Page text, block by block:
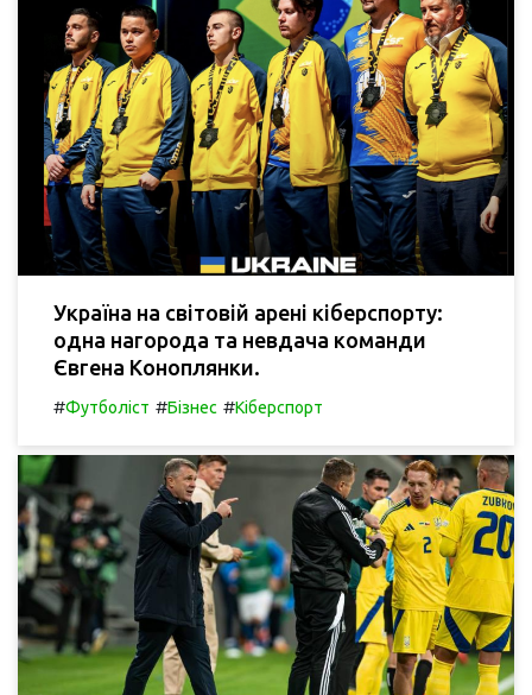
Україна на світовій арені кіберспорту:
одна нагорода та невдача команди
Євгена Коноплянки.
#Футболіст #Бізнес #Кіберспорт